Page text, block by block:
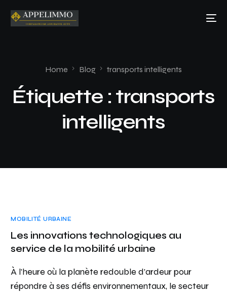
Home Blog transports intelligents
Étiquette : transports
intelligents
MOBILITÉ URBAINE
Les innovations technologiques au
service de la mobilité urbaine
À l’heure où la planète redouble d’ardeur pour
répondre à ses défis environnementaux, le secteur